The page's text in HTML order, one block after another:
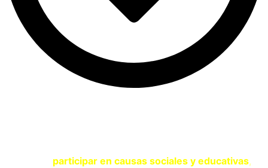
participar en causas sociales y educativas,